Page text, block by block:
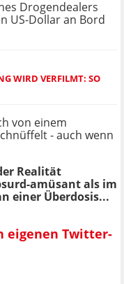
Drogendealers
US-Dollar an Bord
WIRD VERFILMT: SO
von einem
- auch wenn
Realität
amüsant als im
einer Überdosis...
eigenen Twitter-